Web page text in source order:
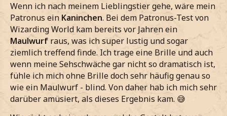
Wenn ich nach meinem Lieblingstier gehe, wäre mein
Patronus ein Kaninchen. Bei dem Patronus-Test von
Wizarding World kam bereits vor Jahren ein
Maulwurf raus, was ich super lustig und sogar
ziemlich treffend finde. Ich trage eine Brille und auch
wenn meine Sehschwäche gar nicht so dramatisch ist,
fühle ich mich ohne Brille doch sehr häufig genau so
wie ein Maulwurf - blind. Von daher hab ich mich sehr
darüber amüsiert, als dieses Ergebnis kam. 😅